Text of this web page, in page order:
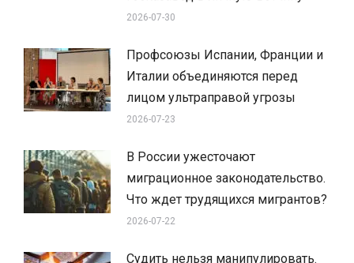
2026-07-30
Профсоюзы Испании, Франции и
Италии объединяются перед
лицом ультраправой угрозы
2026-07-23
В России ужесточают
миграционное законодательство.
Что ждет трудящихся мигрантов?
2026-07-22
Судить нельзя манипулировать.